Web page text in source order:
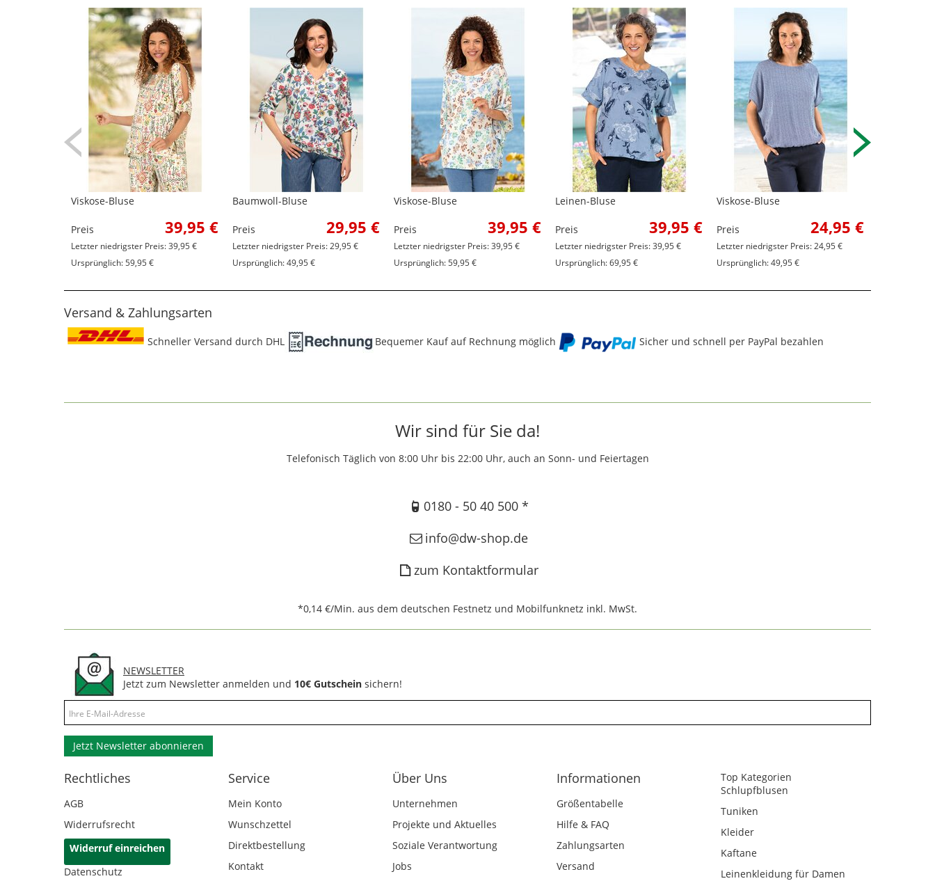
Viskose-Bluse
Preis 39,95 €
Letzter niedrigster Preis: 39,95 €
Ursprünglich: 59,95 €
Baumwoll-Bluse
Preis 29,95 €
Letzter niedrigster Preis: 29,95 €
Ursprünglich: 49,95 €
Viskose-Bluse
Preis 39,95 €
Letzter niedrigster Preis: 39,95 €
Ursprünglich: 59,95 €
Leinen-Bluse
Preis 39,95 €
Letzter niedrigster Preis: 39,95 €
Ursprünglich: 69,95 €
Viskose-Bluse
Preis 24,95 €
Letzter niedrigster Preis: 24,95 €
Ursprünglich: 49,95 €
Versand & Zahlungsarten
Schneller Versand durch DHL Bequemer Kauf auf Rechnung möglich Sicher und schnell per PayPal bezahlen
Wir sind für Sie da!
Telefonisch Täglich von 8:00 Uhr bis 22:00 Uhr, auch an Sonn- und Feiertagen
0180 - 50 40 500 *
info@dw-shop.de
zum Kontaktformular
*0,14 €/Min. aus dem deutschen Festnetz und Mobilfunknetz inkl. MwSt.
NEWSLETTER
Jetzt zum Newsletter anmelden und 10€ Gutschein sichern!
Jetzt Newsletter abonnieren
Rechtliches
AGB
Widerrufsrecht
Widerruf einreichen
Datenschutz
Service
Mein Konto
Wunschzettel
Direktbestellung
Kontakt
Über Uns
Unternehmen
Projekte und Aktuelles
Soziale Verantwortung
Jobs
Informationen
Größentabelle
Hilfe & FAQ
Zahlungsarten
Versand
Top Kategorien
Schlupfblusen
Tuniken
Kleider
Kaftane
Leinenkleidung für Damen